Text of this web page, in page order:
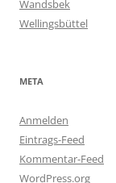
Wandsbek
Wellingsbüttel
META
Anmelden
Eintrags-Feed
Kommentar-Feed
WordPress.org